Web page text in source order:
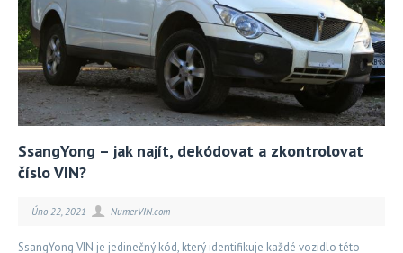
SsangYong – jak najít, dekódovat a zkontrolovat
číslo VIN?
Úno 22, 2021 NumerVIN.com
SsangYong VIN je jedinečný kód, který identifikuje každé vozidlo této